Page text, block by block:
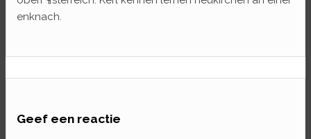
enknach.
Geef een reactie